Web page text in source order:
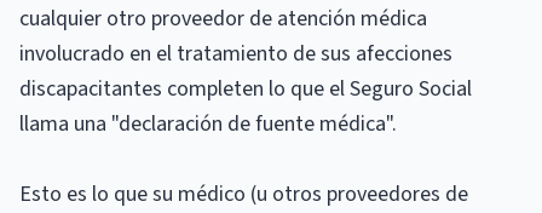
cualquier otro proveedor de atención médica
involucrado en el tratamiento de sus afecciones
discapacitantes completen lo que el Seguro Social
llama una "declaración de fuente médica".
Esto es lo que su médico (u otros proveedores de